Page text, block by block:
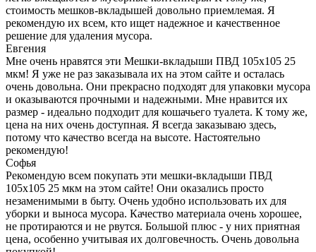
стоимость мешков-вкладышей довольно приемлемая. Я
рекомендую их всем, кто ищет надежное и качественное
решение для удаления мусора.
Евгения
Мне очень нравятся эти Мешки-вкладыши ПВД 105x105 25
мкм! Я уже не раз заказывала их на этом сайте и осталась
очень довольна. Они прекрасно подходят для упаковки мусора
и оказываются прочными и надежными. Мне нравится их
размер - идеально подходит для кошачьего туалета. К тому же,
цена на них очень доступная. Я всегда заказываю здесь,
потому что качество всегда на высоте. Настоятельно
рекомендую!
Софья
Рекомендую всем покупать эти мешки-вкладыши ПВД
105x105 25 мкм на этом сайте! Они оказались просто
незаменимыми в быту. Очень удобно использовать их для
уборки и выноса мусора. Качество материала очень хорошее,
не протираются и не рвутся. Большой плюс - у них приятная
цена, особенно учитывая их долговечность. Очень довольна